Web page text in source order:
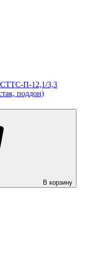
СТТС-П-12,1/3,3
поддон)
В корзину